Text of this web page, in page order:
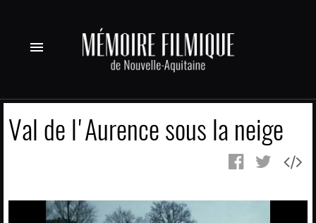
menu
Val de l'Aurence sous la neige